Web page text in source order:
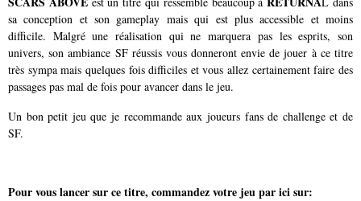
sa conception et son gameplay mais qui est plus accessible et moins
difficile. Malgré une réalisation qui ne marquera pas les esprits, son
univers, son ambiance SF réussis vous donneront envie de jouer à ce titre
très sympa mais quelques fois difficiles et vous allez certainement faire des
passages pas mal de fois pour avancer dans le jeu.
Un bon petit jeu que je recommande aux joueurs fans de challenge et de
SF.
Pour vous lancer sur ce titre, commandez votre jeupar ici sur: